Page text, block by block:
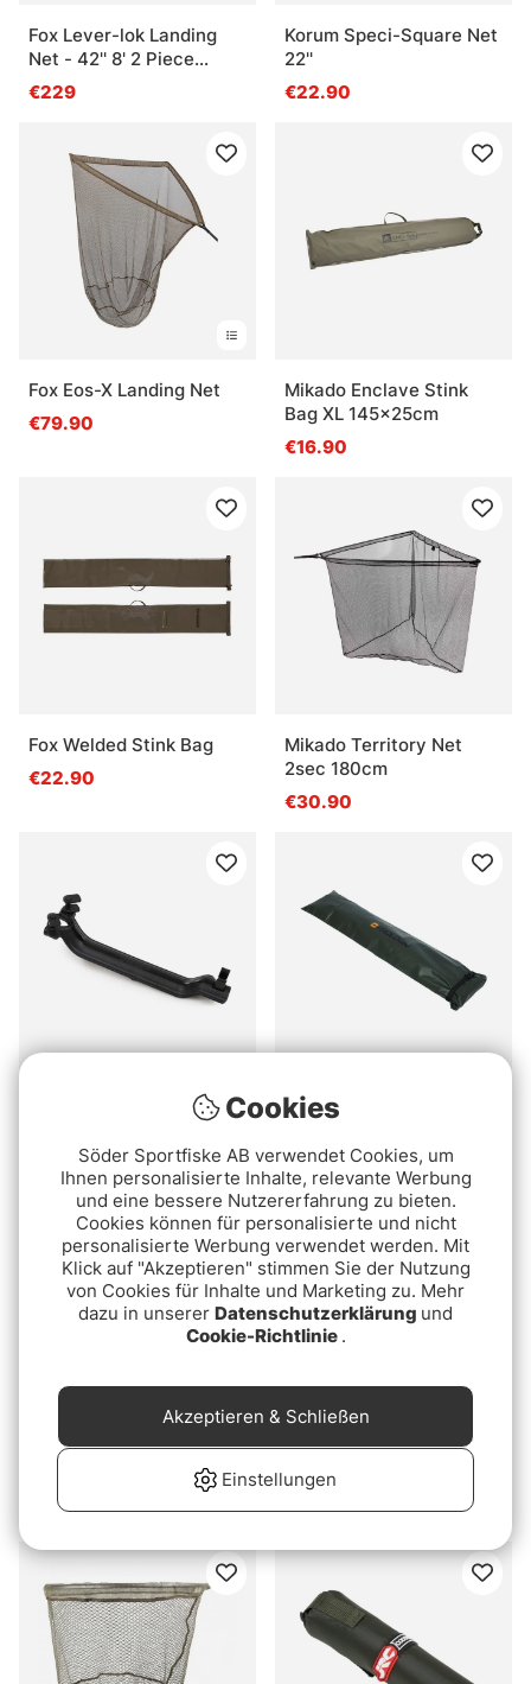
Fox Lever-lok Landing
Net - 42'' 8' 2 Piece
handle
€229
Korum Speci-Square Net
22''
€22.90
Fox Eos-X Landing Net
€79.90
Mikado Enclave Stink
Bag XL 145x25cm
€16.90
Fox Welded Stink Bag
€22.90
Mikado Territory Net
2sec 180cm
€30.90
Fox Carpmaster Net Safe
Prologic Waterproof
Retainer And Net Stink
Bag
€37.90
Nash Air Force F20
€159
Prologic C2 Element SC
Landing Net and Float
€84.90
Cookies
Söder Sportfiske AB verwendet Cookies, um
Ihnen personalisierte Inhalte, relevante Werbung
und eine bessere Nutzererfahrung zu bieten.
Cookies können für personalisierte und nicht
personalisierte Werbung verwendet werden. Mit
Klick auf "Akzeptieren" stimmen Sie der Nutzung
von Cookies für Inhalte und Marketing zu. Mehr
dazu in unserer Datenschutzerklärung und
Cookie-Richtlinie .
Einstellungen
Akzeptieren & Schließen